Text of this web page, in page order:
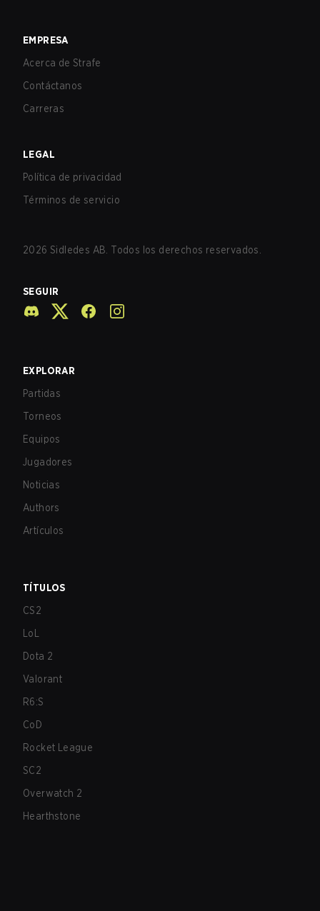
EMPRESA
Acerca de Strafe
Contáctanos
Carreras
LEGAL
Política de privacidad
Términos de servicio
2026 Sidledes AB. Todos los derechos reservados.
SEGUIR
EXPLORAR
Partidas
Torneos
Equipos
Jugadores
Noticias
Authors
Artículos
TÍTULOS
CS2
LoL
Dota 2
Valorant
R6:S
CoD
Rocket League
SC2
Overwatch 2
Hearthstone